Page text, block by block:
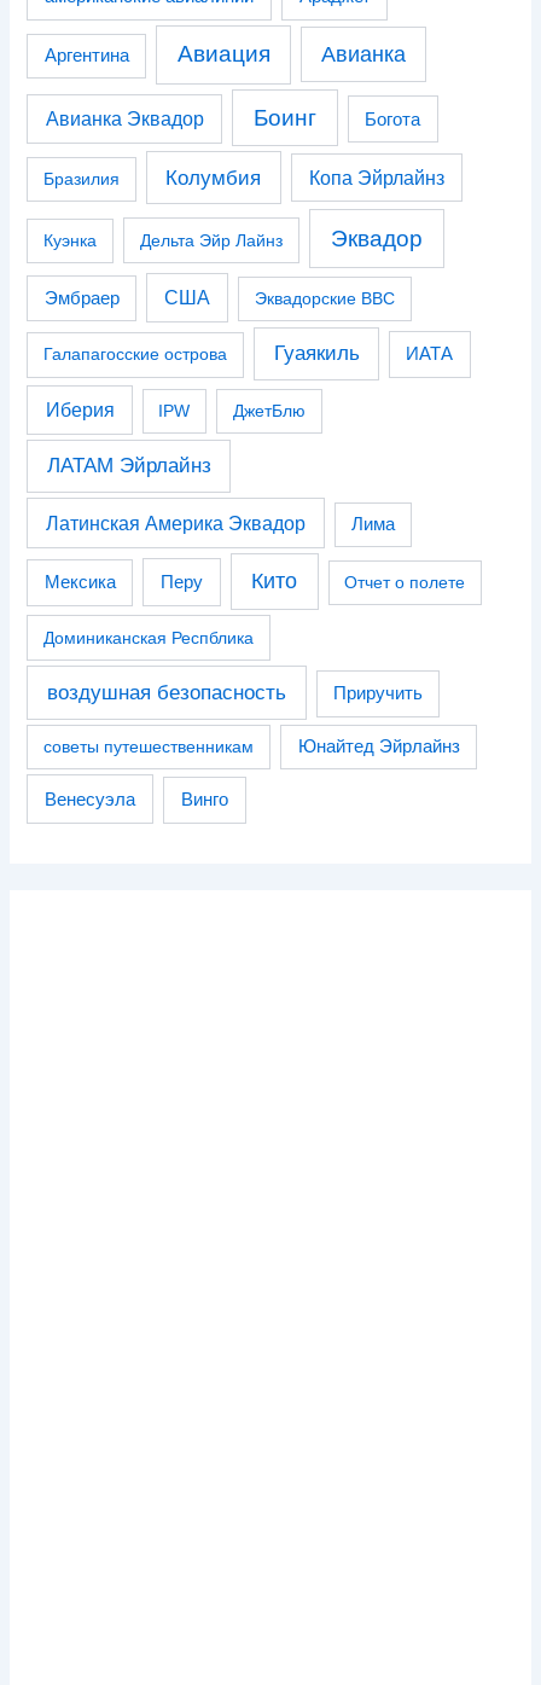
Аргентина Авиация Авианка
Авианка Эквадор Боинг Богота
Бразилия Колумбия Копа Эйрлайнз
Куэнка Дельта Эйр Лайнз Эквадор
Эмбраер США Эквадорские ВВС
Галапагосские острова Гуаякиль ИАТА
Иберия IPW ДжетБлю
ЛАТАМ Эйрлайнз
Латинская Америка Эквадор Лима
Мексика Перу Кито Отчет о полете
Доминиканская Респблика
воздушная безопасность Приручить
советы путешественникам Юнайтед Эйрлайнз
Венесуэла Винго